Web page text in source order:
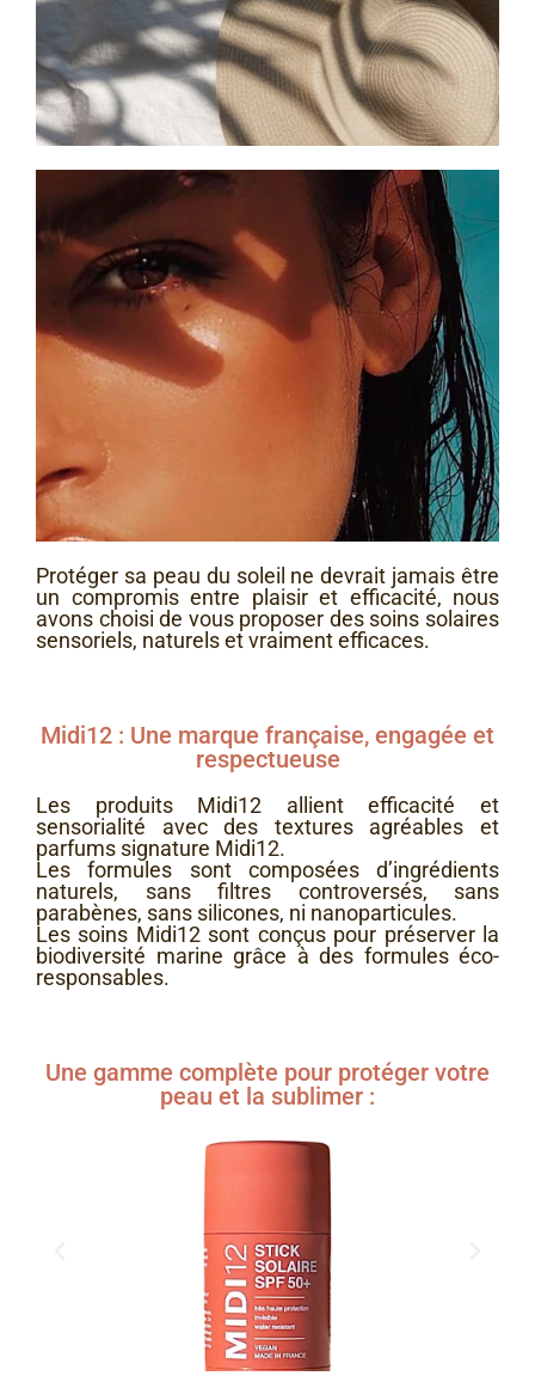
Protéger sa peau du soleil ne devrait jamais être
un compromis entre plaisir et efficacité, nous
avons choisi de vous proposer des soins solaires
sensoriels, naturels et vraiment efficaces.
Midi12 : Une marque française, engagée et
respectueuse
Les produits Midi12 allient efficacité et
sensorialité avec des textures agréables et
parfums signature Midi12.
Les formules sont composées d’ingrédients
naturels, sans filtres controversés, sans
parabènes, sans silicones, ni nanoparticules.
Les soins Midi12 sont conçus pour préserver la
biodiversité marine grâce à des formules éco-
responsables.
Une gamme complète pour protéger votre
peau et la sublimer :